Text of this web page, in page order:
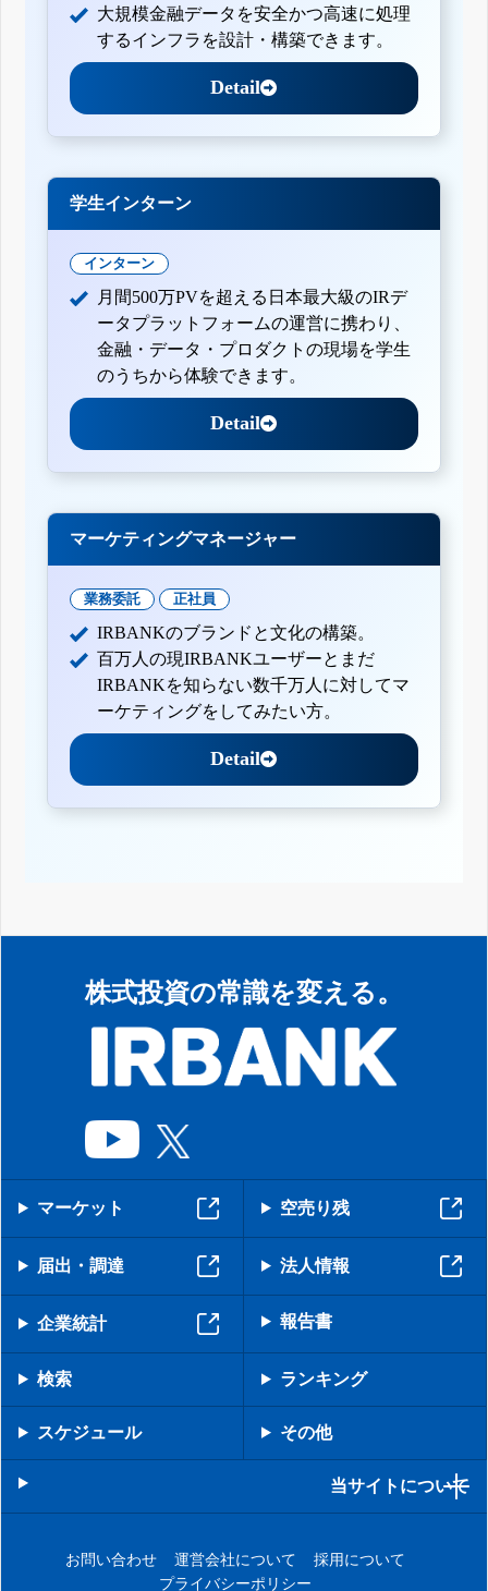
大規模金融データを安全かつ高速に処理
するインフラを設計・構築できます。
Detail
学生インターン
インターン
月間500万PVを超える日本最大級のIRデ
ータプラットフォームの運営に携わり、
金融・データ・プロダクトの現場を学生
のうちから体験できます。
Detail
マーケティングマネージャー
業務委託 正社員
IRBANKのブランドと文化の構築。
百万人の現IRBANKユーザーとまだ
IRBANKを知らない数千万人に対してマ
ーケティングをしてみたい方。
Detail
株式投資の常識を変える。
マーケット 空売り残
届出・調達 法人情報
企業統計 報告書
検索 ランキング
スケジュール その他
当サイトについて
お問い合わせ 運営会社について
採用について
プライバシーポリシー